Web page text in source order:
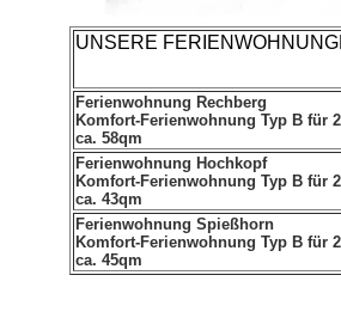
UNSERE
Ferienwohnung Rechberg
Komfort-Ferienwohnung Typ B für
ca. 58qm
Ferienwohnung Hochkopf
Komfort-Ferienwohnung Typ B für
ca. 43qm
Ferienwohnung Spießhorn
Komfort-Ferienwohnung Typ B für
ca. 45qm